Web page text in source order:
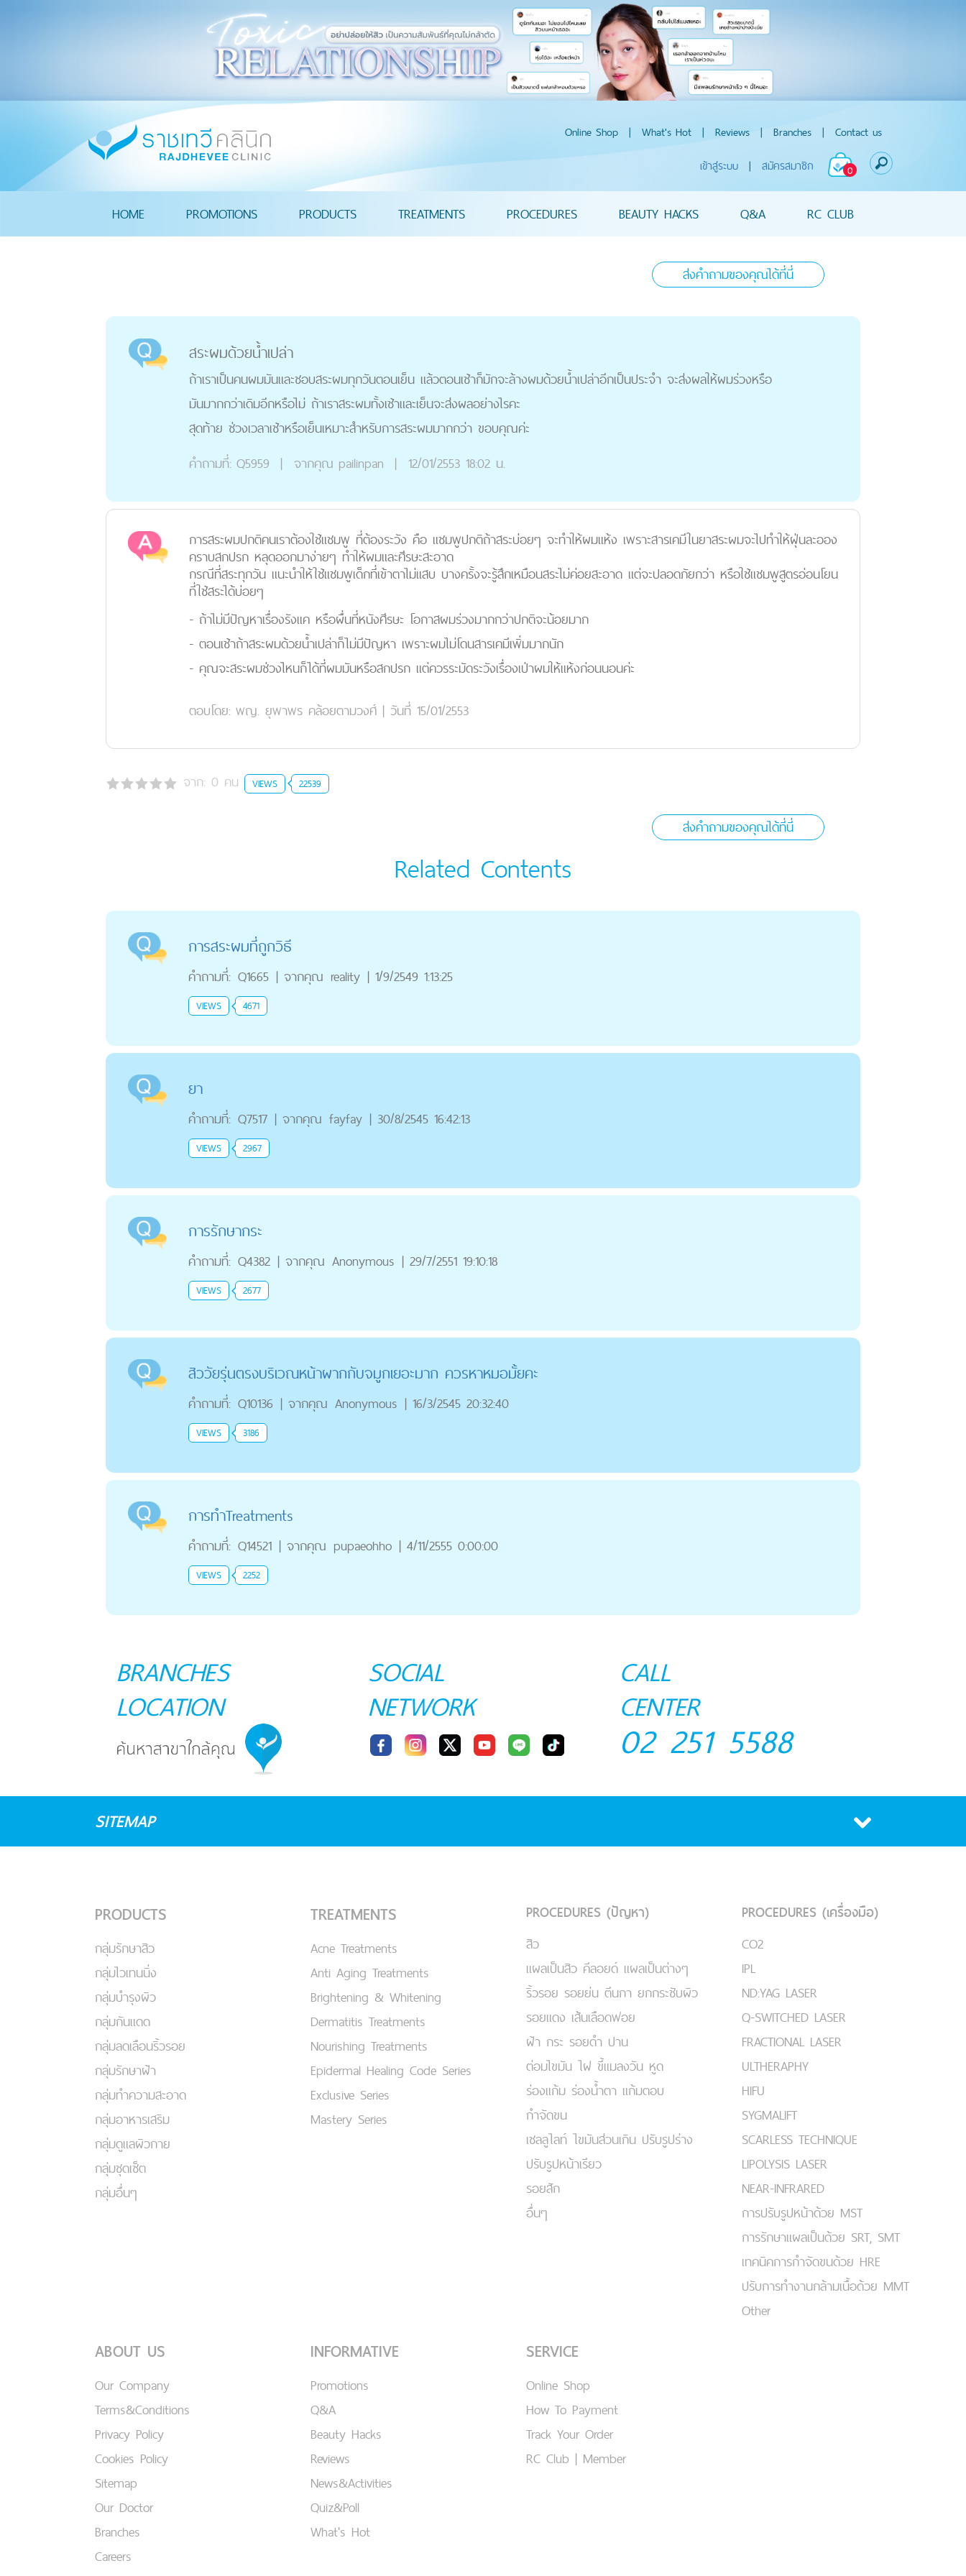
Online Shop | What's Hot | Reviews | Branches | Contact us
0
เข้าสู่ระบบ | สมัครสมาชิก
HOME PROMOTIONS PRODUCTS TREATMENTS PROCEDURES BEAUTY HACKS Q&A RC CLUB
ส่งคำถามของคุณได้ที่นี่
สระผมด้วยน้ำเปล่า
ถ้าเราเป็นคนผมมันและชอบสระผมทุกวันตอนเย็น แล้วตอนเช้าก็มักจะล้างผมด้วยน้ำเปล่าอีกเป็นประจำ จะส่งผลให้ผมร่วงหรือ
มันมากกว่าเดิมอีกหรือไม่ ถ้าเราสระผมทั้งเช้าและเย็นจะส่งผลอย่างไรคะ
สุดท้าย ช่วงเวลาเช้าหรือเย็นเหมาะสำหรับการสระผมมากกว่า ขอบคุณค่ะ
คำถามที่: Q5959 | จากคุณ pailinpan | 12/01/2553 18:02 น.
การสระผมปกติคนเราต้องใช้แชมพู ที่ต้องระวัง คือ แชมพูปกติถ้าสระบ่อยๆ จะทำให้ผมแห้ง เพราะสารเคมีในยาสระผมจะไปทำให้ฝุ่นละออง
คราบสกปรก หลุดออกมาง่ายๆ ทำให้ผมและศีรษะสะอาด
กรณีที่สระทุกวัน แนะนำให้ใช้แชมพูเด็กที่เข้าตาไม่แสบ บางครั้งจะรู้สึกเหมือนสระไม่ค่อยสะอาด แต่จะปลอดภัยกว่า หรือใช้แชมพูสูตรอ่อนโยน
ที่ใช้สระได้บ่อยๆ
- ถ้าไม่มีปัญหาเรื่องรังแค หรือผื่นที่หนังศีรษะ โอกาสผมร่วงมากกว่าปกติจะน้อยมาก
- ตอนเช้าถ้าสระผมด้วยน้ำเปล่าก็ไม่มีปัญหา เพราะผมไม่โดนสารเคมีเพิ่มมากนัก
- คุณจะสระผมช่วงไหนก็ได้ที่ผมมันหรือสกปรก แต่ควรระมัดระวังเรื่องเป่าผมให้แห้งก่อนนอนค่ะ
ตอบโดย: พญ. ยุพาพร คล้อยตามวงศ์ | วันที่ 15/01/2553
จาก: 0 คน VIEWS 22539
ส่งคำถามของคุณได้ที่นี่
Related Contents
การสระผมที่ถูกวิธี
คำถามที่: Q1665 | จากคุณ reality | 1/9/2549 1:13:25
VIEWS 4671
ยา
คำถามที่: Q7517 | จากคุณ fayfay | 30/8/2545 16:42:13
VIEWS 2967
การรักษากระ
คำถามที่: Q4382 | จากคุณ Anonymous | 29/7/2551 19:10:18
VIEWS 2677
สิววัยรุ่นตรงบริเวณหน้าผากกับจมูกเยอะมาก ควรหาหมอมั้ยคะ
คำถามที่: Q10136 | จากคุณ Anonymous | 16/3/2545 20:32:40
VIEWS 3186
การทำTreatments
คำถามที่: Q14521 | จากคุณ pupaeohho | 4/11/2555 0:00:00
VIEWS 2252
BRANCHES
LOCATION
SOCIAL
NETWORK
CALL
CENTER
02 251 5588
SITEMAP
PRODUCTS
กลุ่มรักษาสิว
กลุ่มไวเทนนิ่ง
กลุ่มบำรุงผิว
กลุ่มกันแดด
กลุ่มลดเลือนริ้วรอย
กลุ่มรักษาฝ้า
กลุ่มทำความสะอาด
กลุ่มอาหารเสริม
กลุ่มดูแลผิวกาย
กลุ่มชุดเซ็ต
กลุ่มอื่นๆ
TREATMENTS
Acne Treatments
Anti Aging Treatments
Brightening & Whitening
Dermatitis Treatments
Nourishing Treatments
Epidermal Healing Code Series
Exclusive Series
Mastery Series
PROCEDURES (ปัญหา)
สิว
แผลเป็นสิว คีลอยด์ แผลเป็นต่างๆ
ริ้วรอย รอยย่น ตีนกา ยกกระชับผิว
รอยแดง เส้นเลือดฟอย
ฝ้า กระ รอยดำ ปาน
ต่อมไขมัน ไฝ ขี้แมลงวัน หูด
ร่องแก้ม ร่องน้ำตา แก้มตอบ
กำจัดขน
เชลลูไลท์ ไขมันส่วนเกิน ปรับรูปร่าง
ปรับรูปหน้าเรียว
รอยสัก
อื่นๆ
PROCEDURES (เครื่องมือ)
CO2
IPL
ND:YAG LASER
Q-SWITCHED LASER
FRACTIONAL LASER
ULTHERAPHY
HIFU
SYGMALIFT
SCARLESS TECHNIQUE
LIPOLYSIS LASER
NEAR-INFRARED
การปรับรูปหน้าด้วย MST
การรักษาแผลเป็นด้วย SRT, SMT
เทคนิคการกำจัดขนด้วย HRE
ปรับการทำงานกล้ามเนื้อด้วย MMT
Other
ABOUT US
Our Company
Terms&Conditions
Privacy Policy
Cookies Policy
Sitemap
Our Doctor
Branches
Careers
INFORMATIVE
Promotions
Q&A
Beauty Hacks
Reviews
News&Activities
Quiz&Poll
What's Hot
SERVICE
Online Shop
How To Payment
Track Your Order
RC Club | Member